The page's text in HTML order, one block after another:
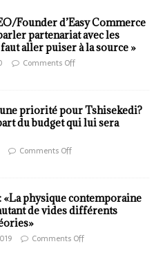
Founder d’Easy Commerce
partenariat avec les
aller puiser à la source »
Comments Off
priorité pour Tshisekedi?
du budget qui lui sera
Comments Off
«La physique contemporaine
de vides différents
Comments Off